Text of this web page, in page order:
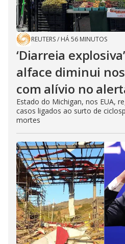
REUTERS/ HÁ 56 MINUTOS
‘Diarreia
alface diminui
com alívio no
Estado do Michigan, nos EUA,
casos ligados ao surto de
mortes